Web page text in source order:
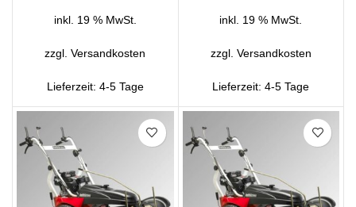
inkl. 19 % MwSt.
zzgl.Versandkosten
Lieferzeit: 4-5 Tage
inkl. 19 % MwSt.
zzgl. Versandkosten
Lieferzeit:4-5 Tage